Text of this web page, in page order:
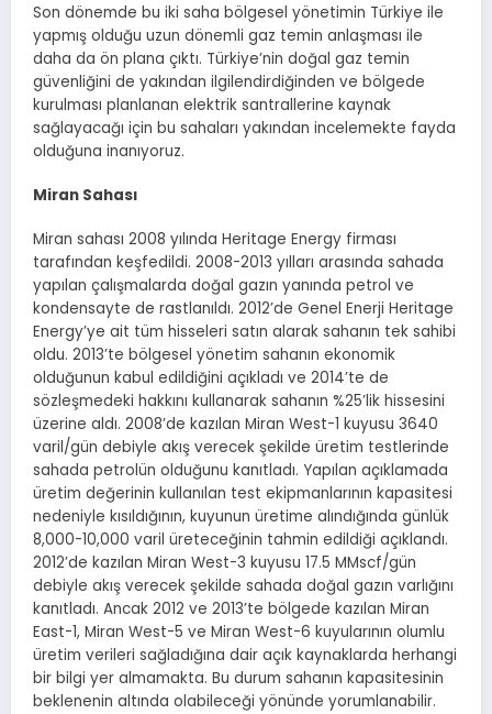
Son dönemde bu iki saha bölgesel yönetimin Türkiye ile
yapmış olduğu uzun dönemli gaz temin anlaşması ile
daha da ön plana çıktı. Türkiye’nin doğal gaz temin
güvenliğini de yakından ilgilendirdiğinden ve bölgede
kurulması planlanan elektrik santrallerine kaynak
sağlayacağı için bu sahaları yakından incelemekte fayda
olduğuna inanıyoruz.
Miran Sahası
Miran sahası 2008 yılında Heritage Energy firması
tarafından keşfedildi. 2008-2013 yılları arasında sahada
yapılan çalışmalarda doğal gazın yanında petrol ve
kondensayte de rastlanıldı. 2012’de Genel Enerji Heritage
Energy’ye ait tüm hisseleri satın alarak sahanın tek sahibi
oldu. 2013’te bölgesel yönetim sahanın ekonomik
olduğunun kabul edildiğini açıkladı ve 2014’te de
sözleşmedeki hakkını kullanarak sahanın %25’lik hissesini
üzerine aldı. 2008’de kazılan Miran West-1 kuyusu 3640
varil/gün debiyle akış verecek şekilde üretim testlerinde
sahada petrolün olduğunu kanıtladı. Yapılan açıklamada
üretim değerinin kullanılan test ekipmanlarının kapasitesi
nedeniyle kısıldığının, kuyunun üretime alındığında günlük
8,000-10,000 varil üreteceğinin tahmin edildiği açıklandı.
2012’de kazılan Miran West-3 kuyusu 17.5 MMscf/gün
debiyle akış verecek şekilde sahada doğal gazın varlığını
kanıtladı. Ancak 2012 ve 2013’te bölgede kazılan Miran
East-1, Miran West-5 ve Miran West-6 kuyularının olumlu
üretim verileri sağladığına dair açık kaynaklarda herhangi
bir bilgi yer almamakta. Bu durum sahanın kapasitesinin
beklenenin altında olabileceği yönünde yorumlanabilir.